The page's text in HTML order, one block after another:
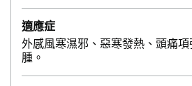
適應症
外感風寒濕邪、惡寒發熱、頭痛
腫。